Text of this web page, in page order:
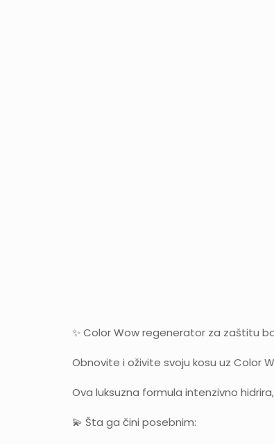
✨ Color Wow regenerator za zaštitu
Obnovite i oživite svoju kosu uz Color
Ova luksuzna formula intenzivno
💫 Šta ga čini posebnim: